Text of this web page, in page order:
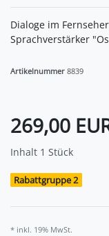
Dialoge im
Sprachverstärker
Artikelnummer 8839
269,00
Inhalt 1 Stück
Rabattgruppe 2
* inkl. 19% MwSt.